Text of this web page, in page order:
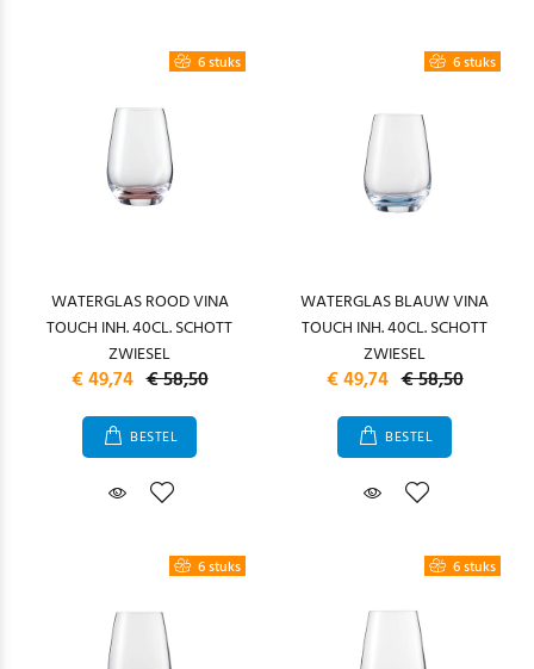
6 stuks
WATERGLAS ROOD VINA
TOUCH INH. 40CL. SCHOTT
ZWIESEL
€ 49,74 € 58,50
BESTEL
6 stuks
WATERGLAS BLAUW VINA
TOUCH INH. 40CL. SCHOTT
ZWIESEL
€ 49,74 € 58,50
BESTEL
6 stuks 6 stuks